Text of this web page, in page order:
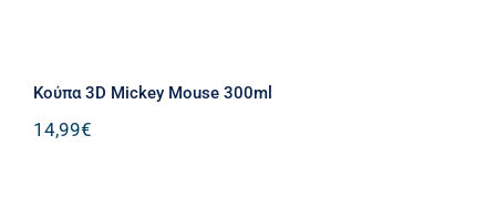
Kούπα 3D Mickey Mouse 300ml
14,99€